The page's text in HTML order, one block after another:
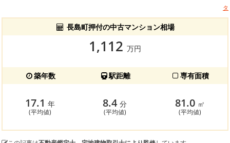
タ
長島町押付の中古マンション相場
1,112 万円
築年数 駅距離 専有面積
17.1 年
(平均値)
8.4分
(平均値)
81.0 ㎡
(平均値)